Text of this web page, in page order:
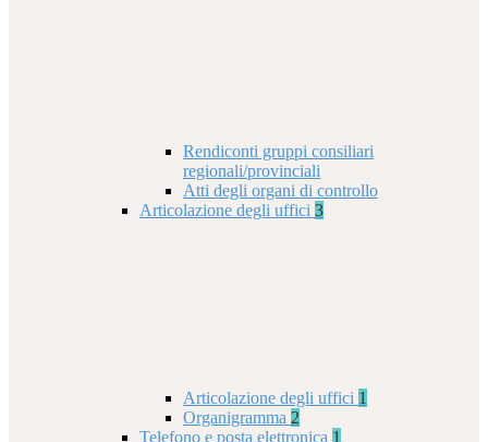
Rendiconti gruppi consiliari
regionali/provinciali
Atti degli organi di controllo
Articolazione degli uffici 3
Articolazione degli uffici 1
Organigramma 2
Telefono e posta elettronica 1